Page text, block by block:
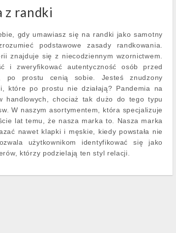
z randki
gdy umawiasz się na randki jako samotny
podstawowe zasady randkowania.
znajduje się z niecodziennym wzornictwem.
i zweryfikować autentyczność osób przed
po prostu cenią sobie. Jesteś znudzony
które po prostu nie działają? Pandemia na
handlowych, chociaż tak dużo do tego typu
W naszym asortymentem, która specjalizuje
lat temu, że nasza marka to. Nasza marka
nawet klapki i męskie, kiedy powstała nie
użytkownikom identyfikować się jako
którzy podzielają ten styl relacji.